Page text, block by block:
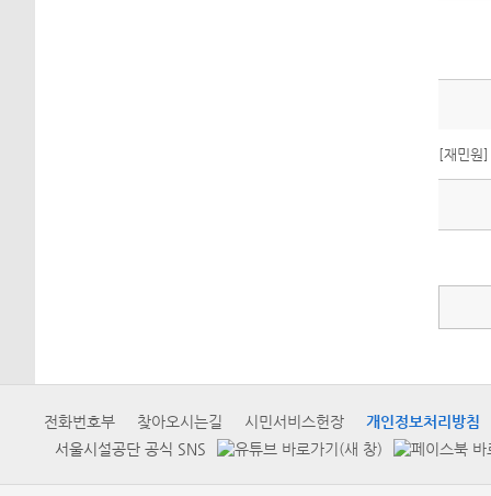
[재민원
전화번호부 찾아오시는길 시민서비스헌장 개인정보처리방침
서울시설공단 공식 SNS